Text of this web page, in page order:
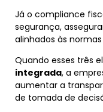
Já o compliance
segurança,
alinhados às
Quando esses três
integrada, a
aumentar a
de tomada de